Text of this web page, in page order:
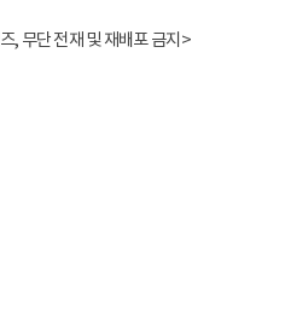
, 무단 전재 및 재배포 금지>